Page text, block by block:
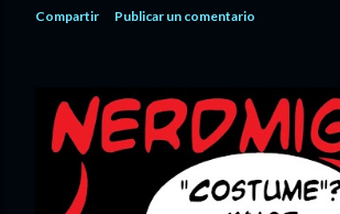
Compartir Publicar un comentario